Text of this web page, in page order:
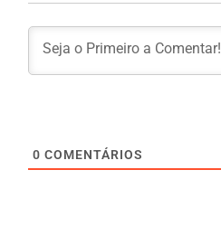
0 COMENTÁRIOS